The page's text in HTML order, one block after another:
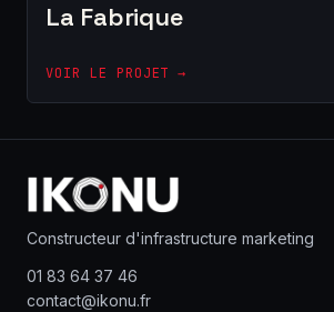
La Fabrique
VOIR LE PROJET →
Constructeur d'infrastructure marketing
01 83 64 37 46
contact@ikonu.fr